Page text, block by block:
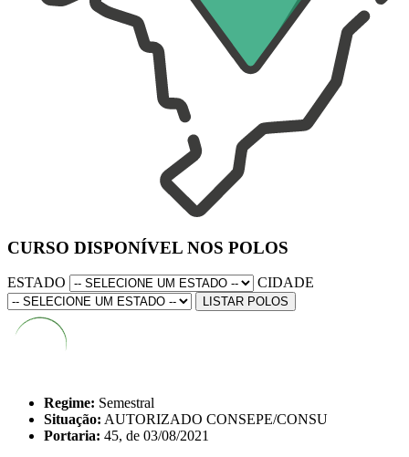
CURSO DISPONÍVEL NOS POLOS
ESTADO CIDADE
LISTAR POLOS
Regime: Semestral
Situação: AUTORIZADO CONSEPE/CONSU
Portaria: 45, de 03/08/2021